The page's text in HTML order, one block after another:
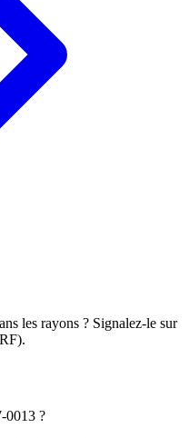
les rayons ? Signalez-le sur
.
0013 ?